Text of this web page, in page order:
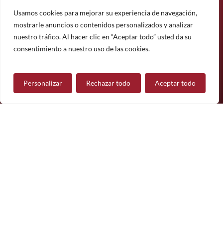
Usamos cookies para mejorar su experiencia de navegación,
mostrarle anuncios o contenidos personalizados y analizar
nuestro tráfico. Al hacer clic en “Aceptar todo” usted da su
consentimiento a nuestro uso de las cookies.
Personalizar Rechazar todo Aceptar todo
noticias.
Suscríbete
¿Tiene alguna pregunta?
Contáctanos